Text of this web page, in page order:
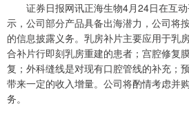
证券日报网讯正海生物4月24日在互动
示，公司部分产品具备出海潜力，公司将
的信息披露义务。乳房补片主要应用于乳
合补片行即刻乳房重建的患者；宫腔修复
复；外科缝线是对现有口腔管线的补充；
带来一定的收入增量。公司将酌情考虑并
务。